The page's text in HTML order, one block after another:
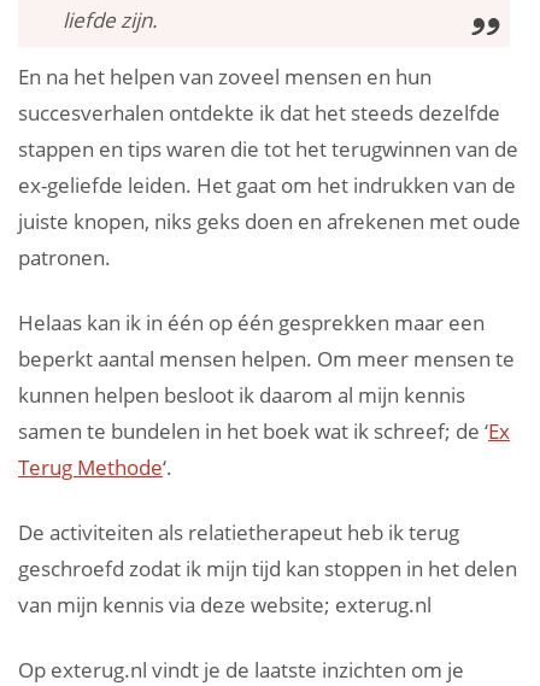
liefde zijn.
En na het helpen van zoveel mensen en hun
succesverhalen ontdekte ik dat het steeds dezelfde
stappen en tips waren die tot het terugwinnen van de
ex-geliefde leiden. Het gaat om het indrukken van de
juiste knopen, niks geks doen en afrekenen met oude
patronen.
Helaas kan ik in één op één gesprekken maar een
beperkt aantal mensen helpen. Om meer mensen te
kunnen helpen besloot ik daarom al mijn kennis
samen te bundelen in het boek wat ik schreef; de ‘Ex
Terug Methode‘.
De activiteiten als relatietherapeut heb ik terug
geschroefd zodat ik mijn tijd kan stoppen in het delen
van mijn kennis via deze website; exterug.nl
Op exterug.nl vindt je de laatste inzichten om je